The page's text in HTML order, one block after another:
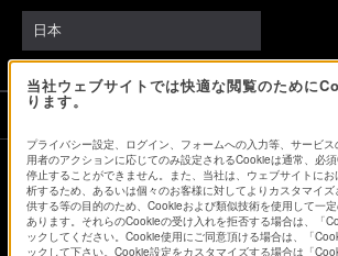
当社ウェブサイトでは快適な閲覧のために
ります。
プライバシー設定、ログイン、フォームへの入力等、サービ
用者のアクションに応じてのみ設定されるCookieは通常、必
停止することができません。また、当社は、ウェブサイトに
析するため、あるいは個々のお客様に対してよりカスタマイ
供する等の目的のため、Cookieおよび類似技術を使用して一
あります。それらのCookieの受け入れを拒否する場合は、「
ックしてください。Cookie使用にご同意頂ける場合は、「
ックして下さい。Cookie設定をカスタマイズする場合は「
日本
ソニーストアでのお買い物にあたって
会社情報 採用情報 特約店のご案内
環境情報
My Sony 利用規